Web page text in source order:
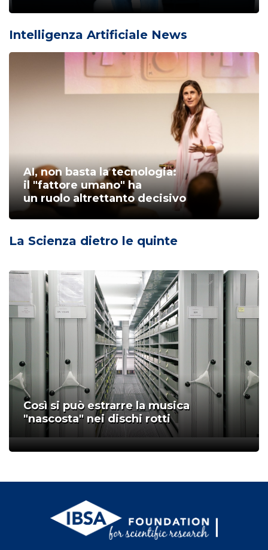
Intelligenza Artificiale News
AI, non basta la tecnologia:
il "fattore umano" ha
un ruolo altrettanto decisivo
La Scienza dietro le quinte
Così si può estrarre la musica
"nascosta" nei dischi rotti